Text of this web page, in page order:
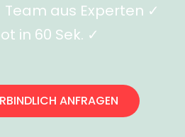
aus Experten ✓
in 60 Sek. ✓
ANFRAGEN